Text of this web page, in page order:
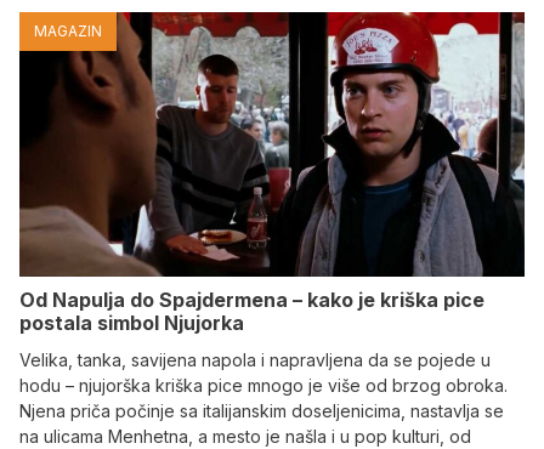
MAGAZIN
Od Napulja do Spajdermena – kako je kriška pice
postala simbol Njujorka
Velika, tanka, savijena napola i napravljena da se pojede u
hodu – njujorška kriška pice mnogo je više od brzog obroka.
Njena priča počinje sa italijanskim doseljenicima, nastavlja se
na ulicama Menhetna, a mesto je našla i u pop kulturi, od